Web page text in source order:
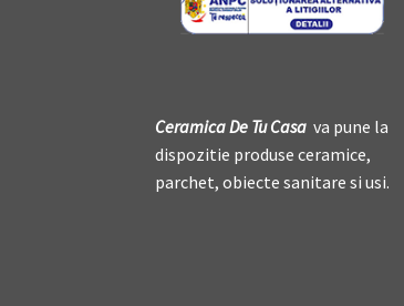
Ceramica De Tu Casa va pune la
dispozitie produse ceramice,
parchet, obiecte sanitare si usi.